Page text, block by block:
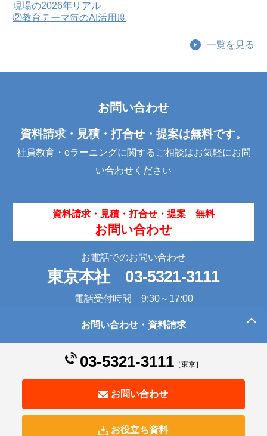
現場の2026年リアル
②教育テーマ毎のAI活用度
一覧を見る
お問い合わせ・資料請求
03-5321-3111［東京］
お問い合わせ
お役立ち資料
お問い合わせ
資料請求・見積・打合せ・提案は無料です。
社員教育・eラーニングに関するご相談はお気軽にお問
い合わせください
資料請求・見積・打合せ・提案 無料
お問い合わせ
お電話でのお問い合わせ
東京本社 03-5321-3111
電話受付時間 9:30～17:00
このページの先頭へ